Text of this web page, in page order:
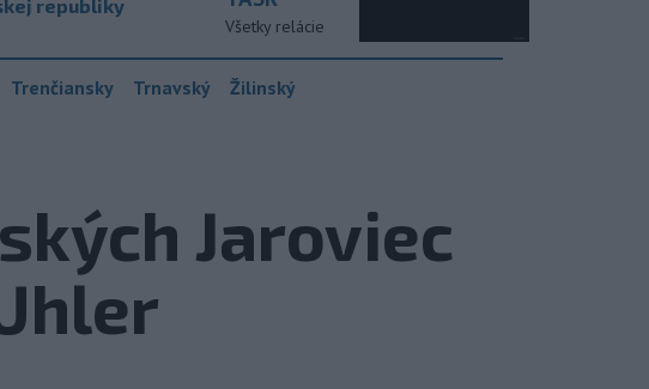
republiky
Všetky relácie
Trenčiansky Trnavský Žilinský
Jaroviec